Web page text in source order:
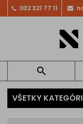
032 321 77 11

VŠETKY